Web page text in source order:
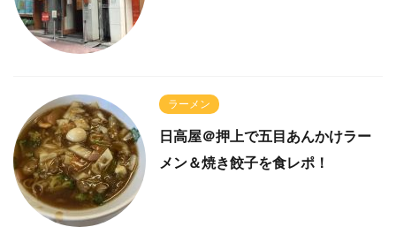
ラーメン
日高屋＠押上で五目あんかけラー
メン＆焼き餃子を食レポ！